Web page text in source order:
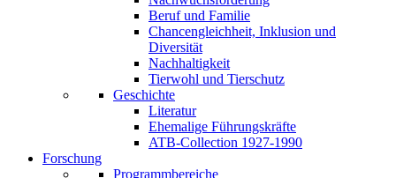
Beruf und Familie
Chancengleichheit, Inklusion und
Diversität
Nachhaltigkeit
Tierwohl und Tierschutz
Geschichte
Literatur
Ehemalige Führungskräfte
ATB-Collection 1927-1990
Forschung
Programmbereiche